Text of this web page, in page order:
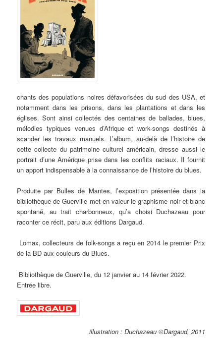
chants des populations noires défavorisées du sud des USA, et
notamment dans les prisons, dans les plantations et dans les
églises. Sont ainsi collectés des centaines de ballades, blues,
mélodies typiques venues d’Afrique et work-songs destinés à
scander les travaux manuels. L’album, au-delà de l’histoire de
cette collecte du patrimoine culturel américain, dresse aussi le
portrait d’une Amérique prise dans les conflits raciaux. Il fournit
un apport indispensable à la connaissance de l’histoire du blues.
Produite par Bulles de Mantes, l’exposition présentée dans la
bibliothèque de Guerville met en valeur le graphisme noir et blanc
spontané, au trait charbonneux, qu’a choisi Duchazeau pour
raconter ce récit, paru aux éditions Dargaud.
Lomax, collecteurs de folk-songs a reçu en 2014 le premier Prix
de la BD aux couleurs du Blues.
Bibliothèque de Guerville, du 12 janvier au 14 février 2022.
Entrée libre.
illustration : Duchazeau ©Dargaud, 2011